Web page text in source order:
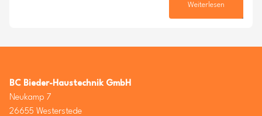
Weiterlesen
BC Bieder-Haustechnik GmbH
Neukamp 7
26655 Westerstede